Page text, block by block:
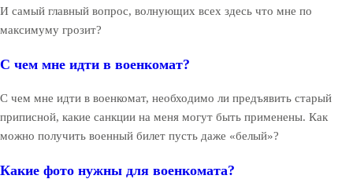
И самый главный вопрос, волнующих всех здесь что мне по
максимуму грозит?
С чем мне идти в военкомат?
С чем мне идти в военкомат, необходимо ли предъявить старый
приписной, какие санкции на меня могут быть применены. Как
можно получить военный билет пусть даже «белый»?
Какие фото нужны для военкомата?